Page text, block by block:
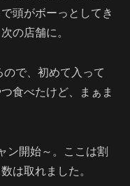
頭がボーっとしてき
の店舗に。
で、初めて入って
食べたけど、まぁま
ン開始～。ここは割
は取れました。